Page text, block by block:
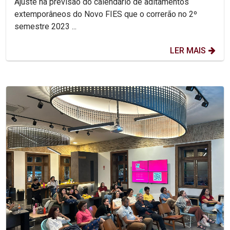
extemporâneos do Novo FIES que o correrão no 2º
semestre 2023 ...
LER MAIS